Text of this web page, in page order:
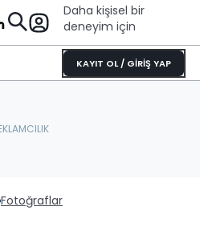
Daha kişisel bir
deneyim için
KAYIT OL / GİRİŞ YAP
Fotoğraflar